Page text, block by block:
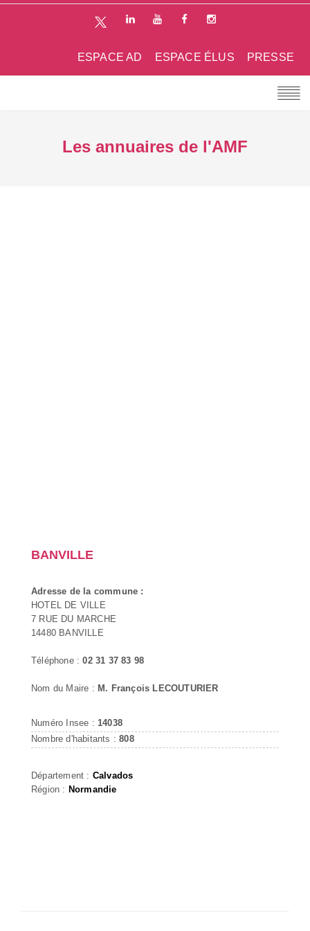
PRESSE
ESPACE ÉLUS
ESPACE AD
Les annuaires de l'AMF
BANVILLE
Adresse de la commune :
HOTEL DE VILLE
7 RUE DU MARCHE
14480 BANVILLE
Téléphone :02 31 37 83 98
Nom du Maire : M. François LECOUTURIER
Numéro Insee : 14038
Nombre d'habitants :808
Département : Calvados
Région : Normandie